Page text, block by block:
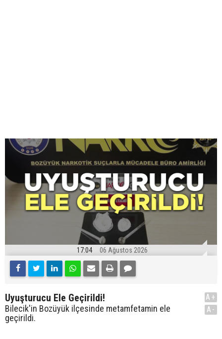
17:04 06 Ağustos 2026
Uyuşturucu Ele Geçirildi!
Bilecik'in Bozüyük ilçesinde metamfetamin ele
geçirildi.
A+
A-